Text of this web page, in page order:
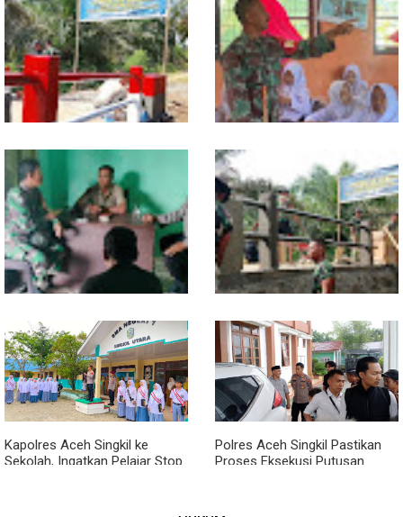
Warung Kopi Jadi Ruang
Komsos, Babinsa Ajak Warga
Jaga Keamanan Lingkungan
Program TNI AD Manunggal Air
Masuki Tahap Pendirian Tower
Polytank di Simpang Kiri
Sentuhan Akhir Jembatan
Garuda Dikebut, Kodim 0118
Optimistis Tepat Waktu
Babinsa Tanamkan Nilai
Pancasila dan Cinta Tanah Air
kepada Siswa SMP
Babinsa dan Bhabinkamtibmas
Kompak Gaungkan Gerakan
Kibarkan Merah Putih
Kodim 0118 Kebut Tahap Akhir
Jembatan Garuda, Pengecoran
Kepala Jembatan Terus
Berjalan
Kapolres Aceh Singkil ke
Sekolah, Ingatkan Pelajar Stop
Polres Aceh Singkil Pastikan
Proses Eksekusi Putusan